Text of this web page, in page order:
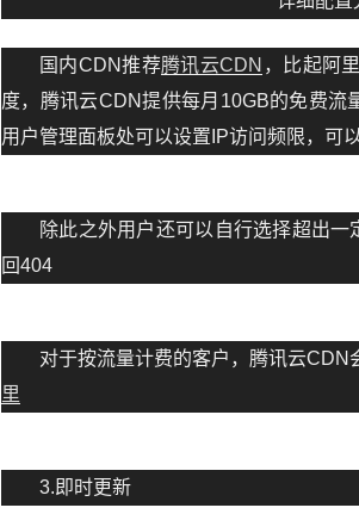
国内CDN推荐腾讯云CDN ，比起阿
度，腾讯云CDN提供每月10GB的免费
用户管理面板处可以设置IP访问频限，可
除此之外用户还可以自行选择超出
回404
对于按流量计费的客户，腾讯云
里
3.即时更新